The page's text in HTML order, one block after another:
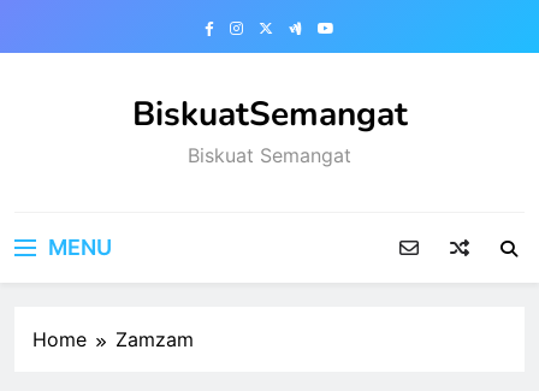
BiskuatSemangat
Biskuat Semangat
MENU
Home Zamzam